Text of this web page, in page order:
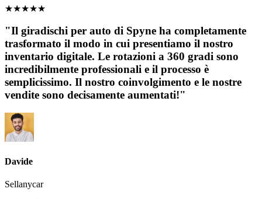
★★★★★
"Il giradischi per auto di Spyne ha completamente
trasformato il modo in cui presentiamo il nostro
inventario digitale. Le rotazioni a 360 gradi sono
incredibilmente professionali e il processo è
semplicissimo. Il nostro coinvolgimento e le nostre
vendite sono decisamente aumentati!"
Davide
Sellanycar